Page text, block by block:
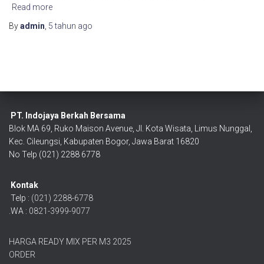
Read more
Byadmin 5 tahun ago
PT. Indojaya Berkah Bersama
Blok MA 69, Ruko Maison Avenue, Jl. Kota Wisata, Limus Nunggal,
Kec. Cileungsi, Kabupaten Bogor, Jawa Barat 16820
No Telp (021) 2288 6778
Kontak
Telp : (021) 2288-6778
.WA : 0821-3999-9077
HARGA READY MIX PER M3 2025
ORDER